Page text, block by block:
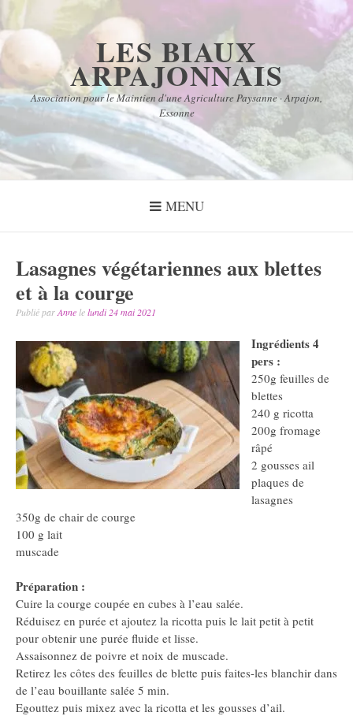
Aller
au
contenu
LES BIAUX
ARPAJONNAIS
Association pour le Maintien d'une Agriculture Paysanne · Arpajon,
Essonne
MENU
Lasagnes végétariennes aux blettes
et à la courge
Publié parAnnelelundi 24 mai 2021
Ingrédients 4
pers :
250g feuilles de
blettes
240 g ricotta
200g fromage
râpé
2 gousses ail
plaques de
lasagnes
350g de chair de courge
100 g lait
muscade
Préparation :
Cuire la courge coupée en cubes à l’eau salée.
Réduisez en purée et ajoutez la ricotta puis le lait petit à petit
pour obtenir une purée fluide et lisse.
Assaisonnez de poivre et noix de muscade.
Retirez les côtes des feuilles de blette puis faites-les blanchir dans
de l’eau bouillante salée 5 min.
Egouttez puis mixez avec la ricotta et les gousses d’ail.